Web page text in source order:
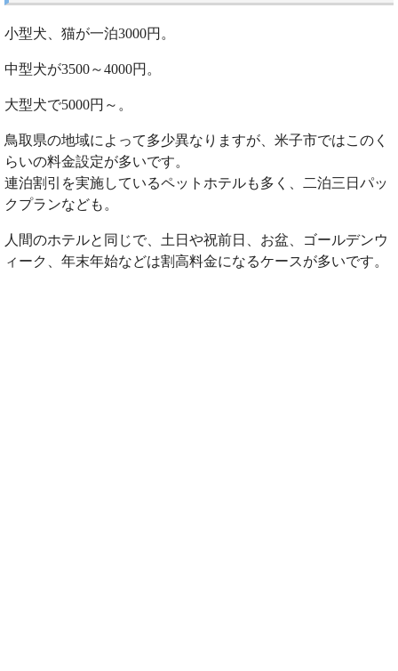
小型犬、猫が一泊3000円。
中型犬が3500～4000円。
大型犬で5000円～。
鳥取県の地域によって多少異なりますが、米子市ではこのく
らいの料金設定が多いです。
連泊割引を実施しているペットホテルも多く、二泊三日パッ
クプランなども。
人間のホテルと同じで、土日や祝前日、お盆、ゴールデンウ
ィーク、年末年始などは割高料金になるケースが多いです。